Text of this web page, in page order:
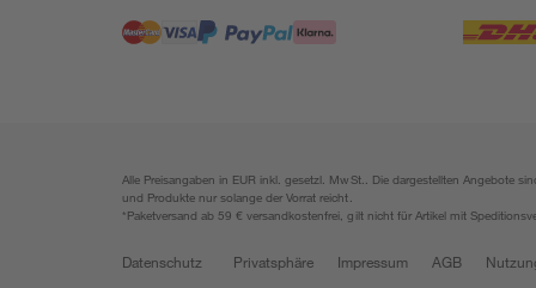
Alle Preisangaben in EUR inkl. gesetzl. MwSt.. Die dargestellten Angebote
und Produkte nur solange der Vorrat reicht.
*Paketversand ab 59 € versandkostenfrei, gilt nicht für Artikel mit
Datenschutz Privatsphäre Impressum AGB